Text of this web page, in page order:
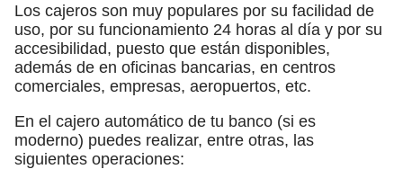
Los cajeros son muy populares por su facilidad de
uso, por su funcionamiento 24 horas al día y por su
accesibilidad, puesto que están disponibles,
además de en oficinas bancarias, en centros
comerciales, empresas, aeropuertos, etc.
En el cajero automático de tu banco (si es
moderno) puedes realizar, entre otras, las
siguientes operaciones: